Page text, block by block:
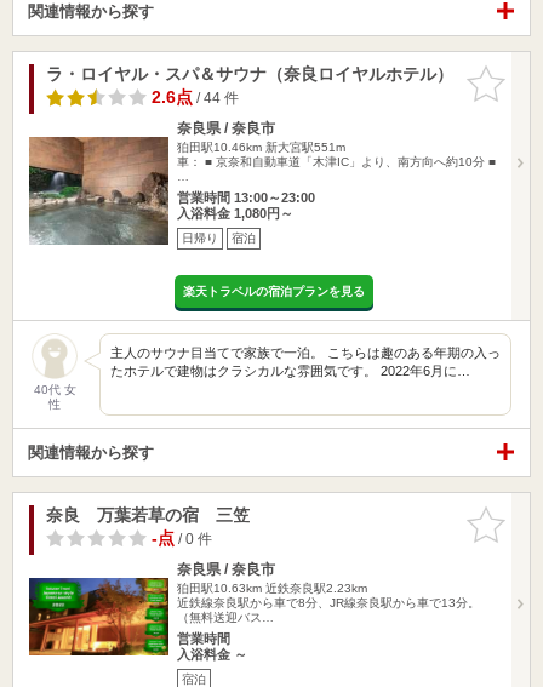
関連情報から探す
お気に入
りに追加
ラ・ロイヤル・スパ＆サウナ（奈良ロイヤルホテル）
2.6点/ 44 件
奈良県 / 奈良市
狛田駅10.46km 新大宮駅551m
車： ■ 京奈和自動車道「木津IC」より、南方向へ約10分 ■
営業時間 13:00～23:00
入浴料金 1,080円～
日帰り 宿泊
楽天トラベルの宿泊プランを見る
40代 女
性
主人のサウナ目当てで家族で一泊。 こちらは趣のある年期の入っ
たホテルで建物はクラシカルな雰囲気です。 2022年6月に…
関連情報から探す
お気に入
りに追加
奈良 万葉若草の宿 三笠
-点/ 0 件
奈良県 / 奈良市
狛田駅10.63km 近鉄奈良駅2.23km
近鉄線奈良駅から車で8分、JR線奈良駅から車で13分。
（無料送迎バス…
営業時間
入浴料金 ～
宿泊